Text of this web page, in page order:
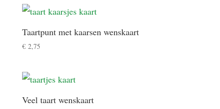
Taartpunt met kaarsen wenskaart
€2,75
Veel taart wenskaart